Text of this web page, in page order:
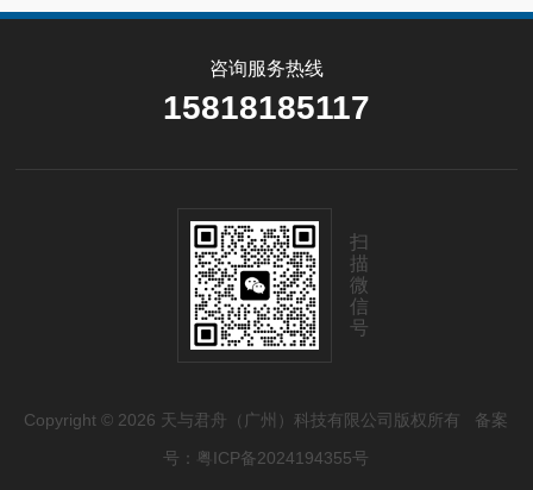
咨询服务热线
15818185117
扫
描
微
信
号
Copyright © 2026 天与君舟（广州）科技有限公司版权所有 备案
号：粤ICP备2024194355号